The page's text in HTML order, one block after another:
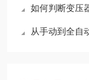
如何判断变压
从手动到全自动